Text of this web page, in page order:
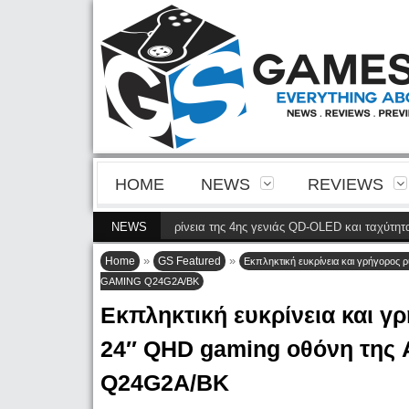
HOME NEWS REVIEWS
NEWS
φέρνει την ευκρίνεια της 4ης γενιάς QD-OLED και ταχύτητα
Home » GS Featured »
Εκπληκτική ευκρίνεια και
GAMING Q24G2A/BK
Εκπληκτική ευκρίνεια και
24″ QHD gaming οθόνη της
Q24G2A/BK